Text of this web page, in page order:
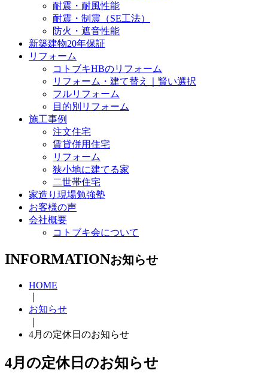
耐震・耐風性能
耐震・制震（SE工法）
防火・遮音性能
新築建物20年保証
リフォーム
コトブキHBのリフォーム
リフォーム・建て替え｜賢い選択
フルリフォーム
目的別リフォーム
施工事例
注文住宅
賃貸併用住宅
リフォーム
狭小地に建てる家
二世帯住宅
家造り現場勉強塾
お客様の声
会社概要
コトブキ会について
INFORMATIONお知らせ
HOME
お知らせ
4月の定休日のお知らせ
4月の定休日のお知らせ